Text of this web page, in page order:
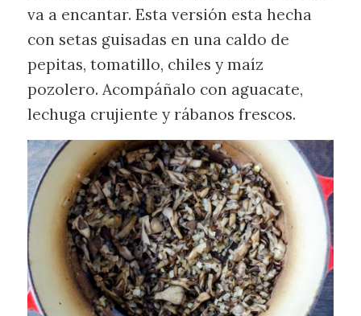
va a encantar. Esta versión esta hecha
con setas guisadas en una caldo de
pepitas, tomatillo, chiles y maíz
pozolero. Acompáñalo con aguacate,
lechuga crujiente y rábanos frescos.